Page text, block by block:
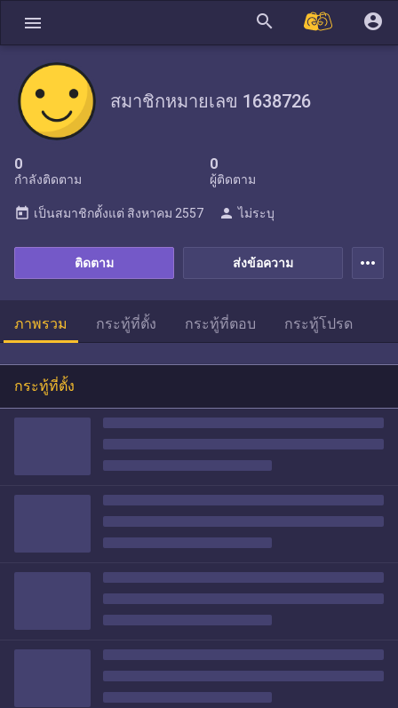
menu search account_circle
สมาชิกหมายเลข 1638726
0
กำลังติดตาม
0
ผู้ติดตาม
ส่งข้อความ
ติดตาม
today เป็นสมาชิกตั้งแต่ สิงหาคม 2557 person ไม่ระบุ
more_horiz
ภาพรวม กระทู้ที่ตั้ง กระทู้ที่ตอบ กระทู้โปรด
กระทู้ที่ตั้ง